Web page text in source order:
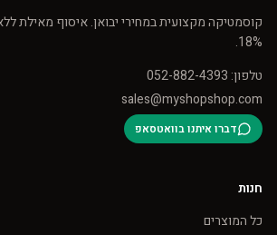
קוסמטיקה מקצועית במחירי יבואן. איסוף מאילת
18%.
טלפון: 052-882-4393
sales@myshopshop.com
דברו איתנו בוואטסאפ
חנות
כל המוצרים